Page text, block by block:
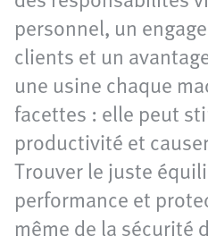
personnel, un
clients et un
une usine chaque
facettes : elle peut
productivité et
Trouver le juste
performance et
même de la sécurité